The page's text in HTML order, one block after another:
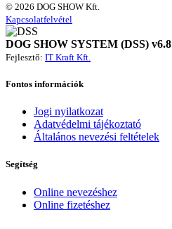
© 2026 DOG SHOW Kft.
Kapcsolatfelvétel
DOG SHOW SYSTEM (DSS) v6.8
Fejlesztő: IT Kraft Kft.
Fontos információk
Jogi nyilatkozat
Adatvédelmi tájékoztató
Általános nevezési feltételek
Segítség
Online nevezéshez
Online fizetéshez